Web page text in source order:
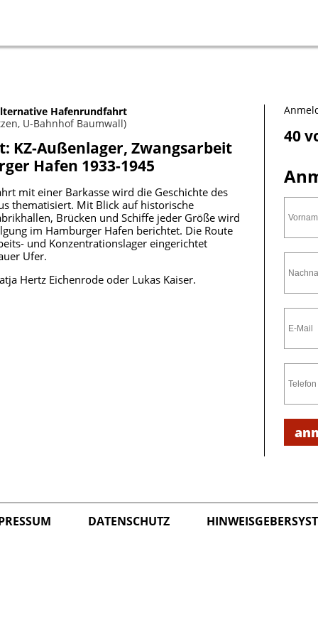
Hafenrundfahrt
U-Bahnhof Baumwall)
Außenlager, Zwangsarbeit
Hafen 1933-1945
mit einer Barkasse wird die Geschichte des
thematisiert. Mit Blick auf historische
Brücken und Schiffe jeder Größe wird
im Hamburger Hafen berichtet. Die Route
und Konzentrationslager eingerichtet
Ufer.
Hertz Eichenrode oder Lukas Kaiser.
40
DATENSCHUTZ